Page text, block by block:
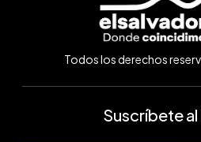
Todos los derechos
Suscríbete